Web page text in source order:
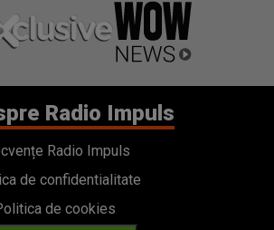
Radio Impuls
Radio Impuls
de confidentialitate
de cookies